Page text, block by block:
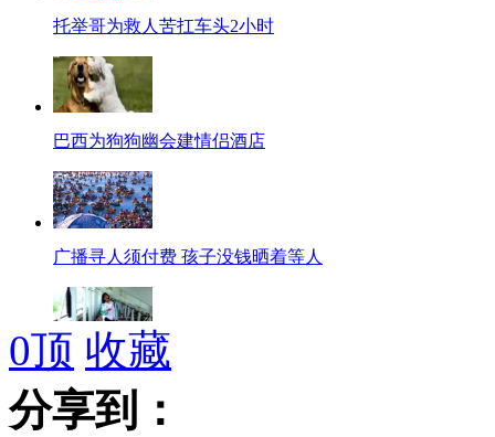
托举哥为救人苦扛车头2小时
巴西为狗狗幽会建情侣酒店
广播寻人须付费 孩子没钱晒着等人
不堪父母家暴 13岁女孩跳楼自杀
0顶 收藏
分享到：